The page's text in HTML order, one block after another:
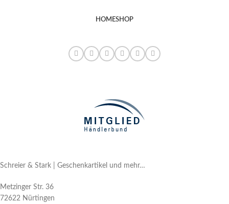
HOMESHOP
Schreier & Stark | Geschenkartikel und mehr…
Metzinger Str. 36
72622 Nürtingen